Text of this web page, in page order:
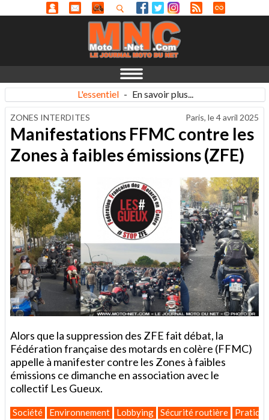
L'essentiel - En savoir plus...
ZONES INTERDITES Paris, le4 avril 2025
Manifestations FFMC contre les
Zones à faibles émissions (ZFE)
Alors que la suppression des ZFE fait débat, la
Fédération française des motards en colère (FFMC)
appelle à manifester contre les Zones à faibles
émissions ce dimanche en association avec le
collectif Les Gueux.
Société Environnement Lobbying Sécurité routière Pratique